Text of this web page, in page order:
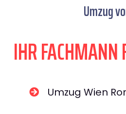
Umzug
IHR
Umzug Wien